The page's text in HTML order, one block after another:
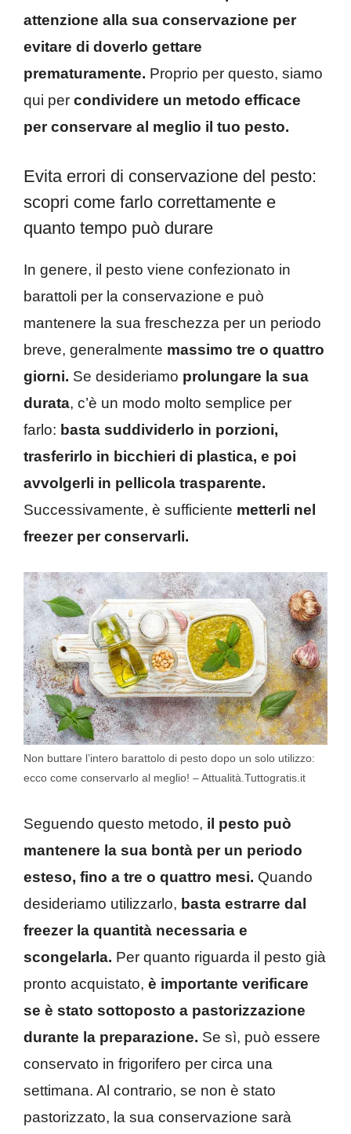
attenzione alla sua conservazione per
evitare di doverlo gettare
prematuramente. Proprio per questo, siamo
qui per condividere un metodo efficace
per conservare al meglio il tuo pesto.
Evita errori di conservazione del pesto:
scopri come farlo correttamente e
quanto tempo può durare
In genere, il pesto viene confezionato in
barattoli per la conservazione e può
mantenere la sua freschezza per un periodo
breve, generalmente massimo tre o quattro
giorni. Se desideriamo prolungare la sua
durata, c’è un modo molto semplice per
farlo: basta suddividerlo in porzioni,
trasferirlo in bicchieri di plastica, e poi
avvolgerli in pellicola trasparente.
Successivamente, è sufficiente metterli nel
freezer per conservarli.
Non buttare l’intero barattolo di pesto dopo un solo utilizzo:
ecco come conservarlo al meglio! – Attualità.Tuttogratis.it
Seguendo questo metodo, il pesto può
mantenere la sua bontà per un periodo
esteso, fino a tre o quattro mesi. Quando
desideriamo utilizzarlo, basta estrarre dal
freezer la quantità necessaria e
scongelarla. Per quanto riguarda il pesto già
pronto acquistato, è importante verificare
se è stato sottoposto a pastorizzazione
durante la preparazione. Se sì, può essere
conservato in frigorifero per circa una
settimana. Al contrario, se non è stato
pastorizzato, la sua conservazione sarà